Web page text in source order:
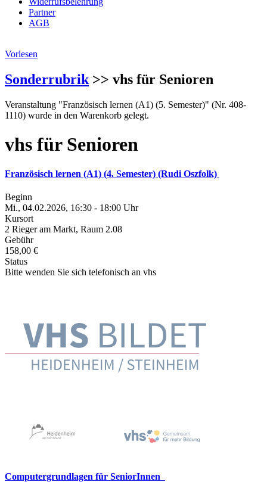
Partner
AGB
Vorlesen
Sonderrubrik >> vhs für Senioren
Veranstaltung "Französisch lernen (A1) (5. Semester)" (Nr. 408-
1110) wurde in den Warenkorb gelegt.
vhs für Senioren
Französisch lernen (A1) (4. Semester) (Rudi Oszfolk)
Beginn
Mi., 04.02.2026, 16:30 - 18:00 Uhr
Kursort
2 Rieger am Markt, Raum 2.08
Gebühr
158,00 €
Status
Bitte wenden Sie sich telefonisch an vhs
Computergrundlagen für SeniorInnen